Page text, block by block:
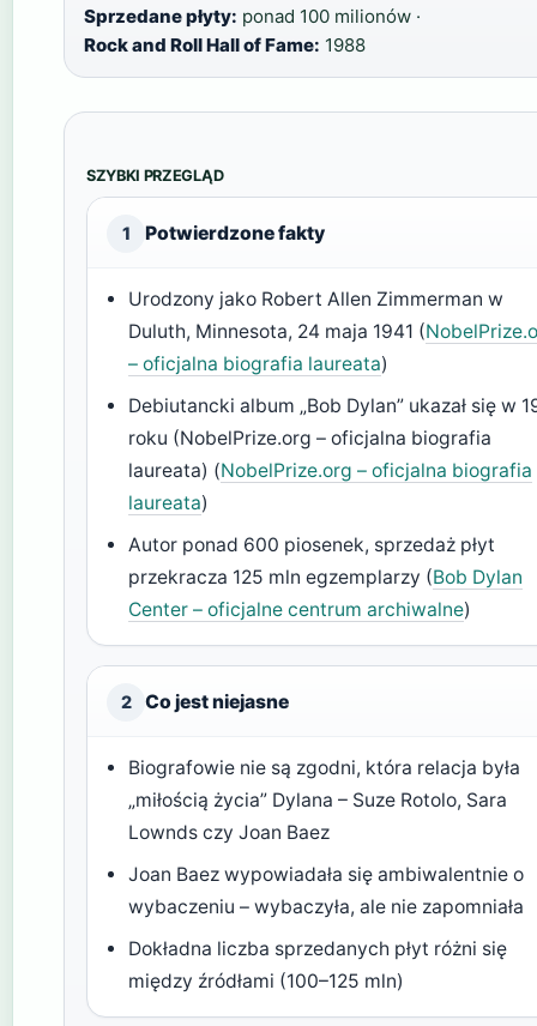
Sprzedane płyty: ponad 100 milionów ·
Rock and Roll Hall of Fame: 1988
SZYBKI PRZEGLĄD
1 Potwierdzone fakty
Urodzony jako Robert Allen Zimmerman w
Duluth, Minnesota, 24 maja 1941 (
– oficjalna biografia laureata)
Debiutancki album „Bob Dylan” ukazał się w
roku (NobelPrize.org – oficjalna biografia
laureata) (NobelPrize.org – oficjalna biografia
laureata)
Autor ponad 600 piosenek, sprzedaż płyt
przekracza 125 mln egzemplarzy (Bob Dylan
Center – oficjalne centrum archiwalne)
2 Co jest niejasne
Biografowie nie są zgodni, która relacja była
„miłością życia” Dylana – Suze Rotolo, Sara
Lownds czy Joan Baez
Joan Baez wypowiadała się ambiwalentnie o
wybaczeniu – wybaczyła, ale nie zapomniała
Dokładna liczba sprzedanych płyt różni się
między źródłami (100–125 mln)